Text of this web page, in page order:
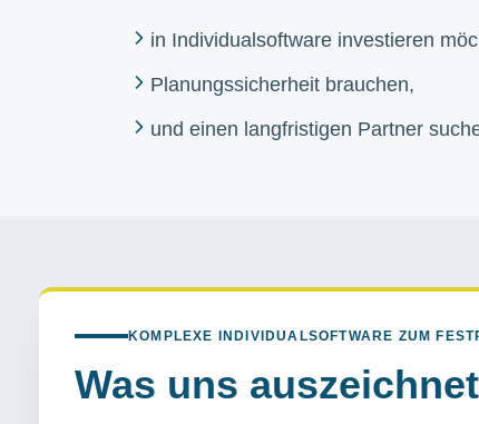
in Individualsoftware investieren
Planungssicherheit brauchen,
und einen langfristigen Partner
KOMPLEXE INDIVIDUALSOFTWARE ZUM
Was uns auszeichnet